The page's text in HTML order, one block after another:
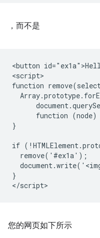
，而不是
<button
<script>
function
function
}
if
  remove('#ex1a');
}
您的网页如下所示